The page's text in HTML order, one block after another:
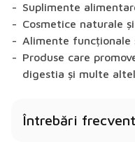
Suplimente
Cosmetice naturale
Alimente funcționale
Produse care
digestia și multe
Întrebări